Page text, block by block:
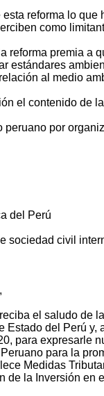
reforma lo
como
reforma premia a
estándares
al medio
el contenido de
peruano por
del Perú
sociedad civil
el saludo de
Estado del Perú
para expresarle
para la
Medidas
de la Inversión en